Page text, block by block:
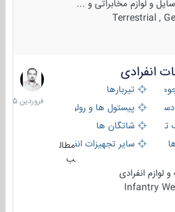
و لوازم مخابراتی و ...
Terrestrial ,
انفرادی
تیربارها
پیستول ها و رولورها
اندازیشاتگان ها
سایر تجهیزات انفرادی
مطال
ب
انفرادی
Infantry
17
فروردین
1405